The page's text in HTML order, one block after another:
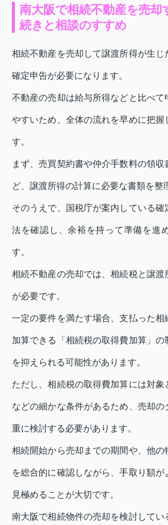
南大阪で相続不動産を売却
続きと相談のすすめ
相続不動産を売却して譲渡所得が生じ
確定申告が必要になります。
不動産の売却は給与所得などと比べて
やすいため、全体の流れを早めに把
す。
まず、売買契約書や仲介手数料の領
ど、譲渡所得の計算に必要な書類を整
そのうえで、国税庁が案内している
法を確認し、余裕を持って準備を進
す。
相続不動産の売却では、相続税と譲
が必要です。
一定の要件を満たす場合、支払った相
加算できる「相続税の取得費加算」
を抑えられる可能性があります。
ただし、相続税の取得費加算には対象
などの細かな条件があるため、売却
重に検討する必要があります。
相続開始から売却までの期間や、他
を総合的に確認しながら、手取り額
見極めることが大切です。
南大阪で相続物件の売却を検討してい